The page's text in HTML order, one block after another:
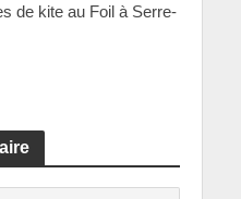
de kite au Foil à Serre-